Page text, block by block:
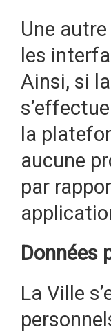
Une
les
Ainsi, si
la
aucune
par
Données
La Ville